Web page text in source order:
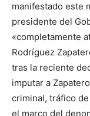
manifestado este
presidente del
«completamente
Rodríguez
tras la reciente
imputar a
criminal, tráfico
el marco del